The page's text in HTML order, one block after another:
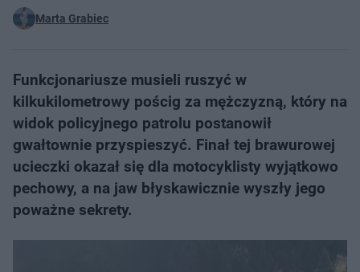
Marta Grabiec
Funkcjonariusze musieli ruszyć w
kilkukilometrowy pościg za mężczyzną, który na
widok policyjnego patrolu postanowił
gwałtownie przyspieszyć. Finał tej brawurowej
ucieczki okazał się dla motocyklisty wyjątkowo
pechowy, a na jaw błyskawicznie wyszły jego
poważne sekrety.